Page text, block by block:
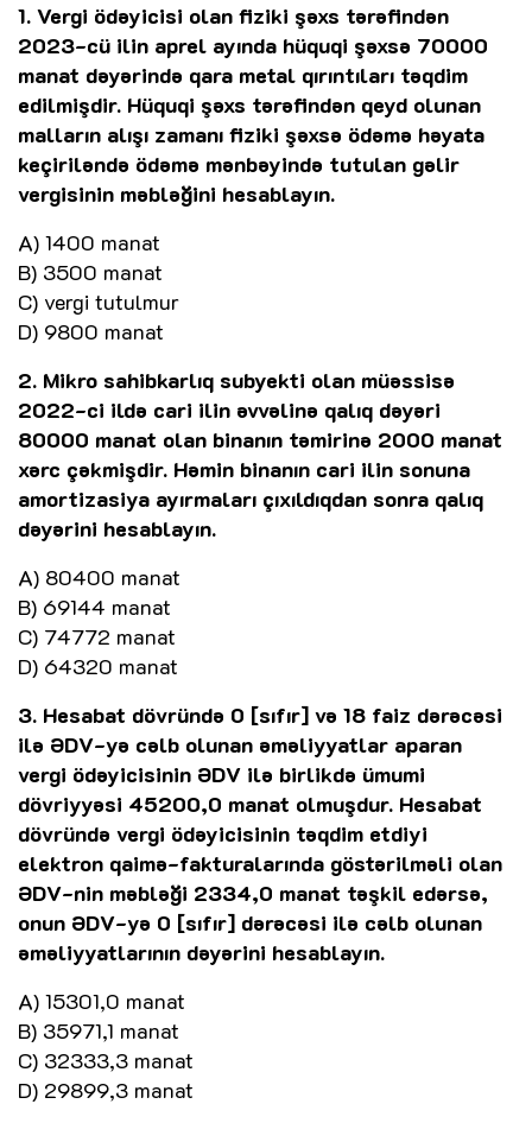
1. Vergi ödəyicisi olan fiziki şəxs tərəfindən
2023-cü ilin aprel ayında hüquqi şəxsə 70000
manat dəyərində qara metal qırıntıları təqdim
edilmişdir. Hüquqi şəxs tərəfindən qeyd olunan
malların alışı zamanı fiziki şəxsə ödəmə həyata
keçiriləndə ödəmə mənbəyində tutulan gəlir
vergisinin məbləğini hesablayın.
A) 1400 manat
B) 3500 manat
C) vergi tutulmur
D) 9800 manat
2. Mikro sahibkarlıq subyekti olan müəssisə
2022-ci ildə cari ilin əvvəlinə qalıq dəyəri
80000 manat olan binanın təmirinə 2000 manat
xərc çəkmişdir. Həmin binanın cari ilin sonuna
amortizasiya ayırmaları çıxıldıqdan sonra qalıq
dəyərini hesablayın.
A) 80400 manat
B) 69144 manat
C) 74772 manat
D) 64320 manat
3. Hesabat dövründə 0 [sıfır] və 18 faiz dərəcəsi
ilə ƏDV-yə cəlb olunan əməliyyatlar aparan
vergi ödəyicisinin ƏDV ilə birlikdə ümumi
dövriyyəsi 45200,0 manat olmuşdur. Hesabat
dövründə vergi ödəyicisinin təqdim etdiyi
elektron qaimə-fakturalarında göstərilməli olan
ƏDV-nin məbləği 2334,0 manat təşkil edərsə,
onun ƏDV-yə 0 [sıfır] dərəcəsi ilə cəlb olunan
əməliyyatlarının dəyərini hesablayın.
A) 15301,0 manat
B) 35971,1 manat
C) 32333,3 manat
D) 29899,3 manat